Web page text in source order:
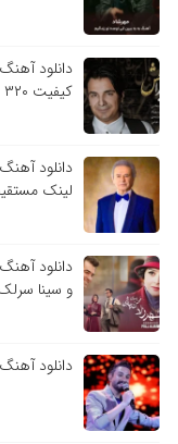
دانلود
کیفیت ۳۲۰
دانلود
لینک
دانلود
و سینا
دانلود